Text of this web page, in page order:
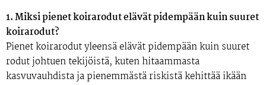
1. Miksi pienet koirarodut elävät pidempään kuin suuret
koirarodut?
Pienet koirarodut yleensä elävät pidempään kuin suuret
rodut johtuen tekijöistä, kuten hitaammasta
kasvuvauhdista ja pienemmästä riskistä kehittää ikään